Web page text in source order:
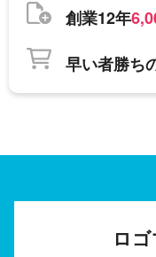
創業12年
早い者勝ち
ロ